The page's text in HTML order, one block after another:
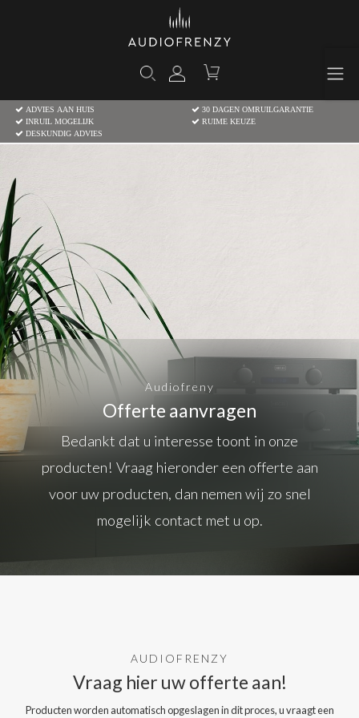
ADVIES AAN HUIS
30 DAGEN OMRUILGARANTIE
INRUIL MOGELIJK
RUIME KEUZE
DESKUNDIG ADVIES
Audiofreny
Offerte aanvragen
Bedankt dat u interesse toont in onze
producten! Vraag hieronder een offerte aan
voor uw producten, dan nemen wij zo snel
mogelijk contact met u op.
AUDIOFRENZY
Vraag hier uw offerte aan!
Producten worden automatisch opgeslagen in dit proces, u vraagt een